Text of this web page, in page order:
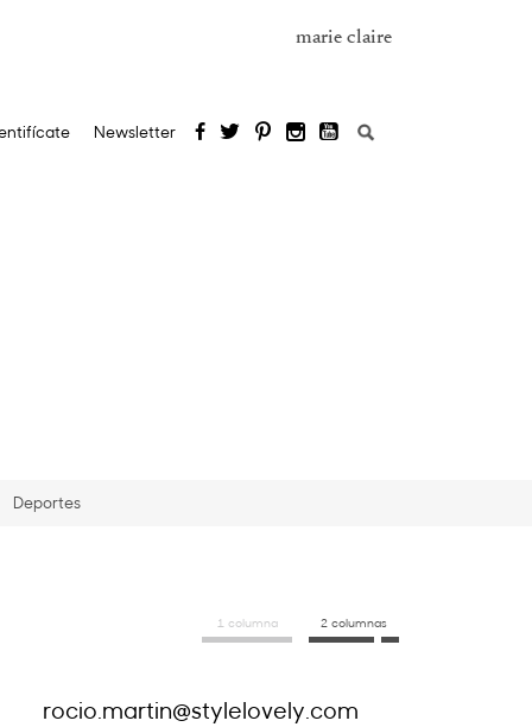
marie claire
Newsletter Buscar:
Deportes
1 columna 2 columnas
rocio.martin@stylelovely.com